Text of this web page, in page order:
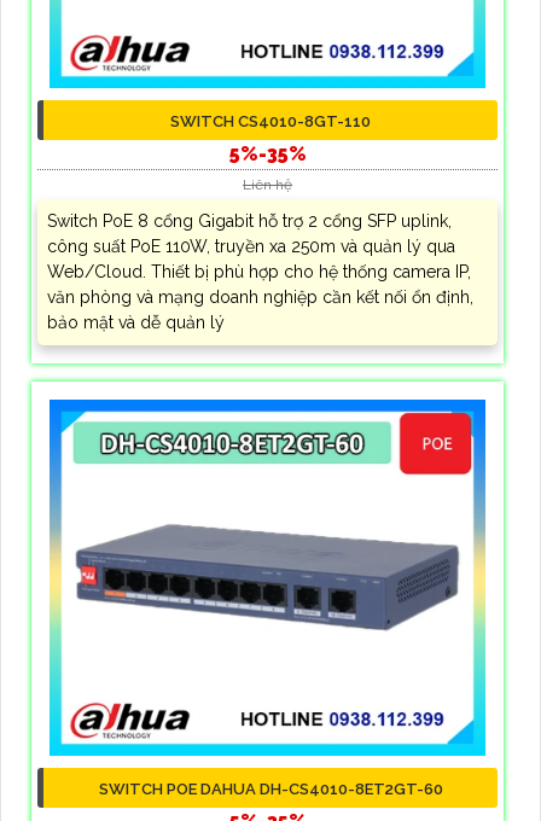
SWITCH CS4010-8GT-110
5%-35%
Liên hệ
Switch PoE 8 cổng Gigabit hỗ trợ 2 cổng SFP uplink,
công suất PoE 110W, truyền xa 250m và quản lý qua
Web/Cloud. Thiết bị phù hợp cho hệ thống camera IP,
văn phòng và mạng doanh nghiệp cần kết nối ổn định,
bảo mật và dễ quản lý
SWITCH POE DAHUA DH-CS4010-8ET2GT-60